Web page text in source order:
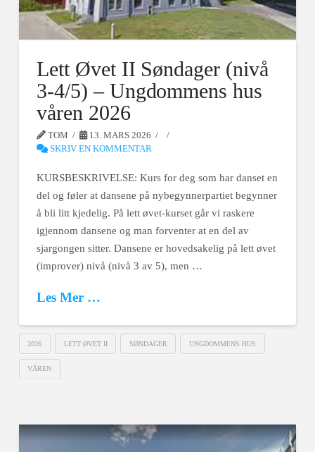
Lett Øvet II Søndager (nivå
3-4/5) – Ungdommens hus
våren 2026
TOM
13. MARS 2026
SKRIV EN KOMMENTAR
KURSBESKRIVELSE: Kurs for deg som har danset en
del og føler at dansene på nybegynnerpartiet begynner
å bli litt kjedelig. På lett øvet-kurset går vi raskere
igjennom dansene og man forventer at en del av
sjargongen sitter. Dansene er hovedsakelig på lett øvet
(improver) nivå (nivå 3 av 5), men …
Les Mer …
2026 LETT ØVET II SØNDAGER UNGDOMMENS HUS
VÅREN